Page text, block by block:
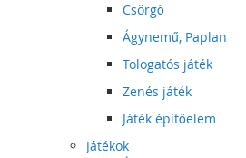
Csörgő
Ágynemű, Paplan
Tologatós játék
Zenés játék
Játék építőelem
Játékok